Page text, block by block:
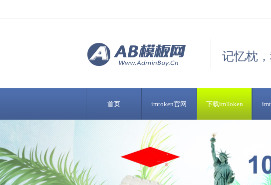
记忆枕
首页 imtoken官网 下载imToken